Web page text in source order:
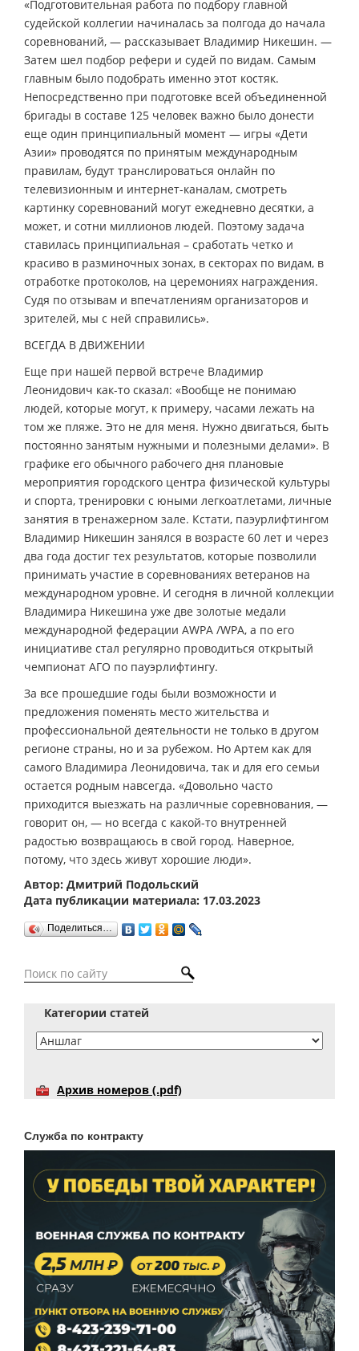
«Подготовительная работа по подбору главной
судейской коллегии начиналась за полгода до начала
соревнований, — рассказывает Владимир Никешин. —
Затем шел подбор рефери и судей по видам. Самым
главным было подобрать именно этот костяк.
Непосредственно при подготовке всей объединенной
бригады в составе 125 человек важно было донести
еще один принципиальный момент — игры «Дети
Азии» проводятся по принятым международным
правилам, будут транслироваться онлайн по
телевизионным и интернет-каналам, смотреть
картинку соревнований могут ежедневно десятки, а
может, и сотни миллионов людей. Поэтому задача
ставилась принципиальная – сработать четко и
красиво в разминочных зонах, в секторах по видам, в
отработке протоколов, на церемониях награждения.
Судя по отзывам и впечатлениям организаторов и
зрителей, мы с ней справились».
ВСЕГДА В ДВИЖЕНИИ
Еще при нашей первой встрече Владимир
Леонидович как-то сказал: «Вообще не понимаю
людей, которые могут, к примеру, часами лежать на
том же пляже. Это не для меня. Нужно двигаться, быть
постоянно занятым нужными и полезными делами». В
графике его обычного рабочего дня плановые
мероприятия городского центра физической культуры
и спорта, тренировки с юными легкоатлетами, личные
занятия в тренажерном зале. Кстати, паэурлифтингом
Владимир Никешин занялся в возрасте 60 лет и через
два года достиг тех результатов, которые позволили
принимать участие в соревнованиях ветеранов на
международном уровне. И сегодня в личной коллекции
Владимира Никешина уже две золотые медали
международной федерации AWPA /WPA, а по его
инициативе стал регулярно проводиться открытый
чемпионат АГО по пауэрлифтингу.
За все прошедшие годы были возможности и
предложения поменять место жительства и
профессиональной деятельности не только в другом
регионе страны, но и за рубежом. Но Артем как для
самого Владимира Леонидовича, так и для его семьи
остается родным навсегда. «Довольно часто
приходится выезжать на различные соревнования, —
говорит он, — но всегда с какой-то внутренней
радостью возвращаюсь в свой город. Наверное,
потому, что здесь живут хорошие люди».
Автор: Дмитрий Подольский
Дата публикации материала: 17.03.2023
Поделиться…
Категории статей
Архив номеров (.pdf)
Служба по контракту